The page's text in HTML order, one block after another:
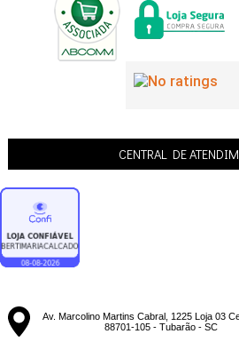
CENTRAL DE
Av. Marcolino Martins Cabral, 1225 Loja 03
88701-105 - Tubarão - SC